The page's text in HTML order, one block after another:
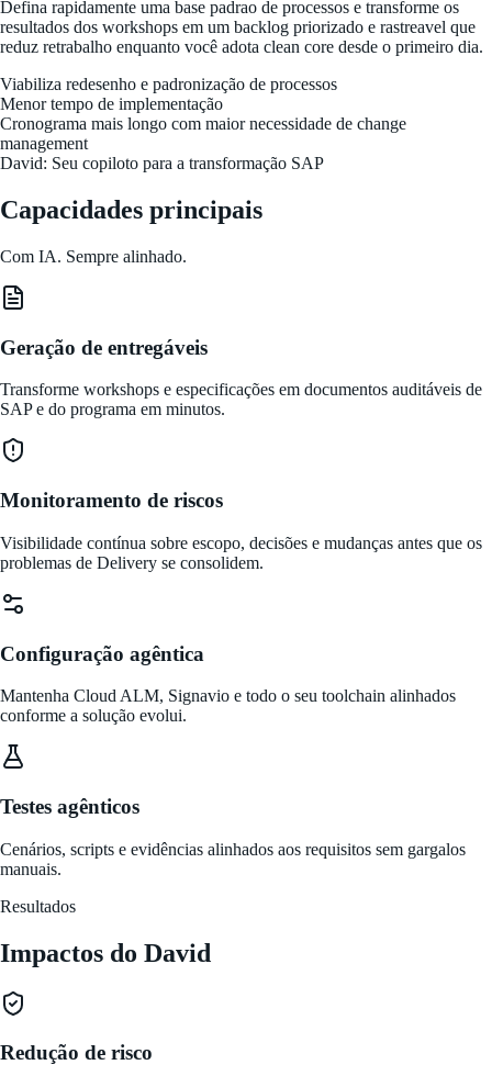
Defina rapidamente uma base padrao de processos e transforme os
resultados dos workshops em um backlog priorizado e rastreavel que
reduz retrabalho enquanto você adota clean core desde o primeiro dia.
Viabiliza redesenho e padronização de processos
Menor tempo de implementação
Cronograma mais longo com maior necessidade de change
management
David: Seu copiloto para a transformação SAP
Capacidades principais
Com IA. Sempre alinhado.
Geração de entregáveis
Transforme workshops e especificações em documentos auditáveis de
SAP e do programa em minutos.
Monitoramento de riscos
Visibilidade contínua sobre escopo, decisões e mudanças antes que os
problemas de Delivery se consolidem.
Configuração agêntica
Mantenha Cloud ALM, Signavio e todo o seu toolchain alinhados
conforme a solução evolui.
Testes agênticos
Cenários, scripts e evidências alinhados aos requisitos sem gargalos
manuais.
Resultados
Impactos do David
Redução de risco